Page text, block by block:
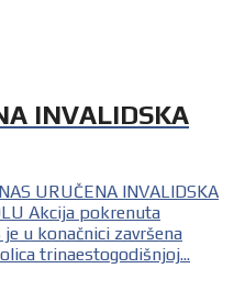
INVALIDSKA
URUČENA INVALIDSKA
Akcija pokrenuta
u konačnici završena
trinaestogodišnjoj...